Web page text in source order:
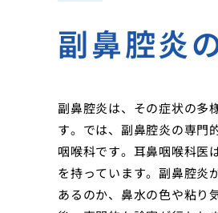
副鼻腔炎
副鼻腔炎は、その症状の多
す。では、副鼻腔炎の専門
咽喉科です。耳鼻咽喉科医
を持っています。副鼻腔炎
あるのか、鼻水の色や粘り